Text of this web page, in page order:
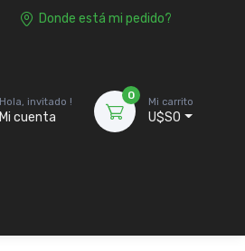
Donde está mi pedido?
Hola, invitado !
Mi cuenta
0
Mi carrito
U$S0